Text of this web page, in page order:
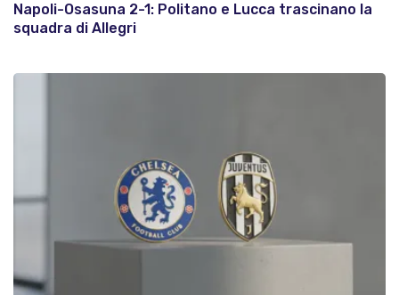
Napoli-Osasuna 2-1: Politano e Lucca trascinano la
squadra di Allegri